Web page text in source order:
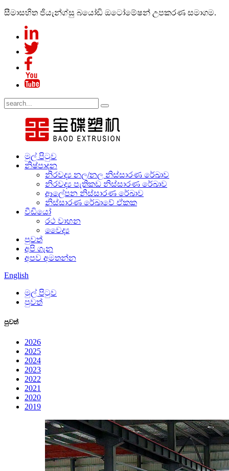
සීමාසහිත ජියැන්ග්සු බයෝඩි ඔටෝමේෂන් උපකරණ සමාගම.
මුල් පිටුව
නිෂ්පාදන
නිරවද්‍ය නල/නල නිස්සාරණ රේඛාව
නිරවද්‍ය පැතිකඩ නිස්සාරණ රේඛාව
ආලේපන නිස්සාරණ රේඛාව
නිස්සාරණ රේඛාවේ ඒකක
වීඩියෝ
රථ වාහන
වෛද්‍ය
පුවත්
අපි ගැන
අපව අමතන්න
English
මුල් පිටුව
පුවත්
පුවත්
2026
2025
2024
2023
2022
2021
2020
2019